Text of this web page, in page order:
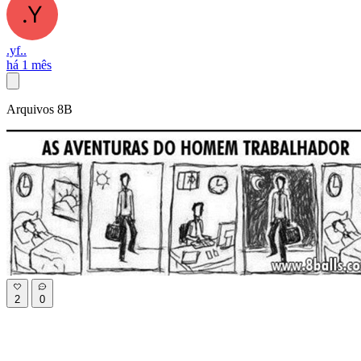
.yf..
há 1 mês
Arquivos 8B
2 0